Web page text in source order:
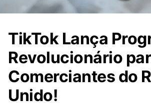
TikTok Lança
Revolucionário
Comerciantes do
Unido!